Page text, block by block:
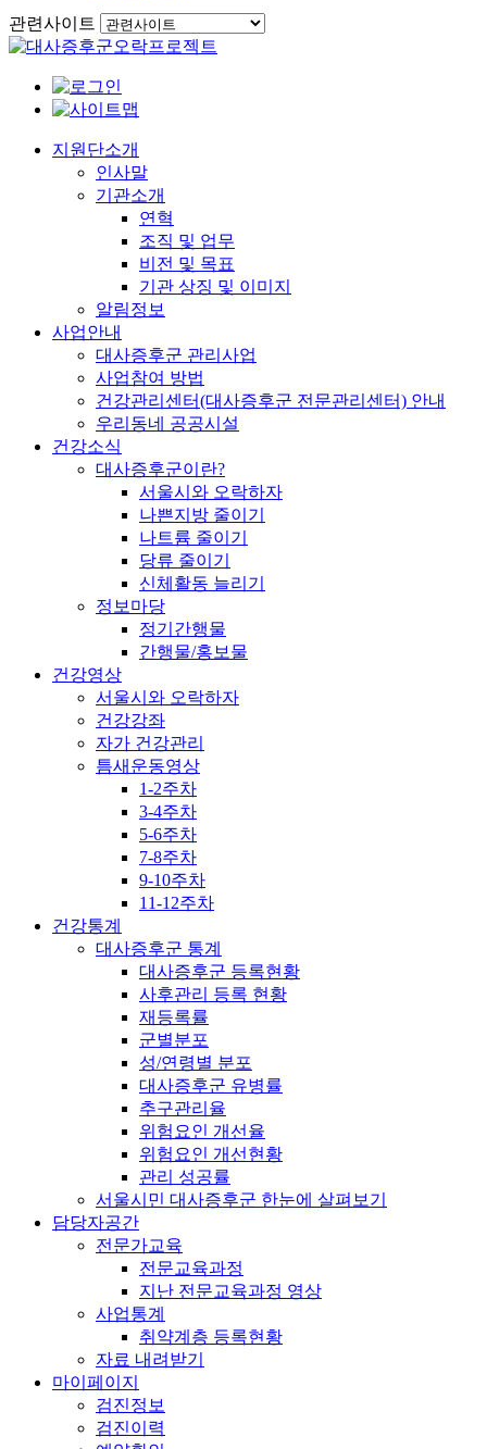
관련사이트
지원단소개
인사말
기관소개
연혁
조직 및 업무
비전 및 목표
기관 상징 및 이미지
알림정보
사업안내
대사증후군 관리사업
사업참여 방법
건강관리센터(대사증후군 전문관리센터) 안내
우리동네 공공시설
건강소식
대사증후군이란?
서울시와 오락하자
나쁜지방 줄이기
나트륨 줄이기
당류 줄이기
신체활동 늘리기
정보마당
정기간행물
간행물/홍보물
건강영상
서울시와 오락하자
건강강좌
자가 건강관리
틈새운동영상
1-2주차
3-4주차
5-6주차
7-8주차
9-10주차
11-12주차
건강통계
대사증후군 통계
대사증후군 등록현황
사후관리 등록 현황
재등록률
군별분포
성/연령별 분포
대사증후군 유병률
추구관리율
위험요인 개선율
위험요인 개선현황
관리 성공률
서울시민 대사증후군 한눈에 살펴보기
담당자공간
전문가교육
전문교육과정
지난 전문교육과정 영상
사업통계
취약계층 등록현황
자료 내려받기
마이페이지
검진정보
검진이력